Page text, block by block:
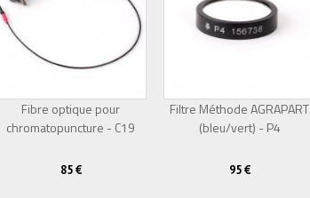
Fibre optique pour
chromatopuncture - C19
85 €
Épuisé
Filtre Méthode AGRAPART
(bleu/vert) - P4
95 €